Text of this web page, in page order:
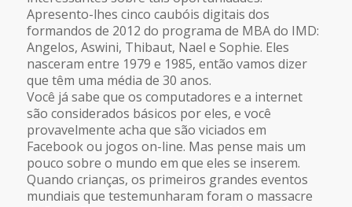
Apresento-lhes cinco caubóis digitais dos
formandos de 2012 do programa de MBA do IMD:
Angelos, Aswini, Thibaut, Nael e Sophie. Eles
nasceram entre 1979 e 1985, então vamos dizer
que têm uma média de 30 anos.
Você já sabe que os computadores e a internet
são considerados básicos por eles, e você
provavelmente acha que são viciados em
Facebook ou jogos on-line. Mas pense mais um
pouco sobre o mundo em que eles se inserem.
Quando crianças, os primeiros grandes eventos
mundiais que testemunharam foram o massacre